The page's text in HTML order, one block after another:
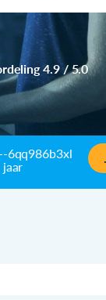
4.9 / 5.0
6qq986b3xl
jaar